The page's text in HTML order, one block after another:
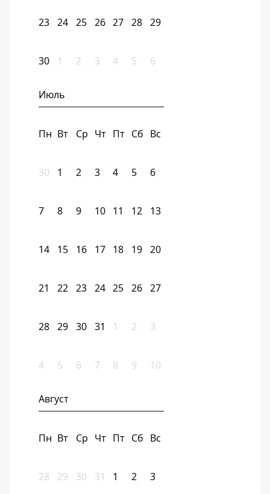
23 24 25 26 27 28 29
30 1 2 3 4 5 6
Июль
Пн Вт Ср Чт Пт Сб Вс
30 1 2 3 4 5 6
7 8 9 10 11 12 13
14 15 16 17 18 19 20
21 22 23 24 25 26 27
28 29 30 31 1 2 3
4 5 6 7 8 9 10
Август
Пн Вт Ср Чт Пт Сб Вс
28 29 30 31 1 2 3